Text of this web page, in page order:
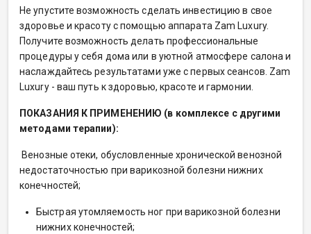
Не упустите возможность сделать инвестицию в свое
здоровье и красоту с помощью аппарата Zam Luxury.
Получите возможность делать профессиональные
процедуры у себя дома или в уютной атмосфере салона и
наслаждайтесь результатами уже с первых сеансов. Zam
Luxury - ваш путь к здоровью, красоте и гармонии.
ПОКАЗАНИЯ К ПРИМЕНЕНИЮ (в комплексе с другими
методами терапии):
Венозные отеки, обусловленные хронической венозной
недостаточностью при варикозной болезни нижних
конечностей;
Быстрая утомляемость ног при варикозной болезни
нижних конечностей;